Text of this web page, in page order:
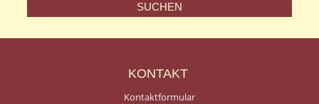
KONTAKT
Kontaktformular